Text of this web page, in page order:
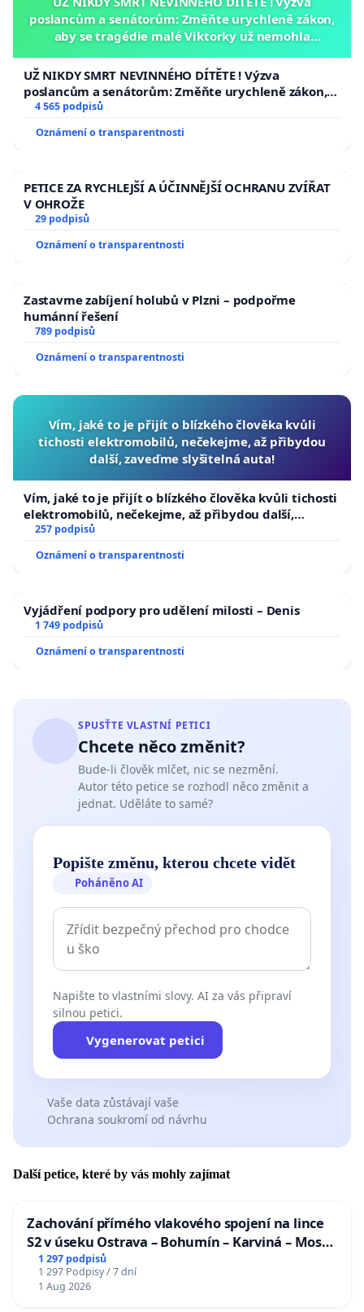
poslancům a senátorům: Změňte urychleně zákon,
aby se tragédie malé Viktorky už nemohla
UŽ NIKDY SMRT NEVINNÉHO DÍTĚTE ! Výzva
poslancům a senátorům: Změňte urychleně zákon,
aby se tragédie malé Viktorky už nemohla opakovat!
4 565 podpisů
Oznámení o transparentnosti
PETICE ZA RYCHLEJŠÍ A ÚČINNĚJŠÍ OCHRANU ZVÍŘAT
V OHROŽE
29 podpisů
Oznámení o transparentnosti
Zastavme zabíjení holubů v Plzni – podpořme
humánní řešení
789 podpisů
Oznámení o transparentnosti
Vím, jaké to je přijít o blízkého člověka kvůli
tichosti elektromobilů, nečekejme, až přibydou
další, zaveďme slyšitelná auta!
Vím, jaké to je přijít o blízkého člověka kvůli tichosti
elektromobilů, nečekejme, až přibydou další,
zaveďme slyšitelná auta!
257 podpisů
Oznámení o transparentnosti
Vyjádření podpory pro udělení milosti – Denis
1 749 podpisů
Oznámení o transparentnosti
SPUSŤTE VLASTNÍ PETICI
Chcete něco změnit?
Bude-li člověk mlčet, nic se nezmění.
Autor této petice se rozhodl něco změnit a
jednat. Uděláte to samé?
Popište změnu, kterou chcete vidět
Poháněno AI
Napište to vlastními slovy. AI za vás připraví
silnou petici.
Vygenerovat petici
Vaše data zůstávají vaše
Ochrana soukromí od návrhu
Další petice, které by vás mohly zajímat
Zachování přímého vlakového spojení na lince
S2 v úseku Ostrava – Bohumín – Karviná – Mosty
u Jablunkova
1 297 podpisů
1 297 Podpisy / 7 dní
1 Aug 2026